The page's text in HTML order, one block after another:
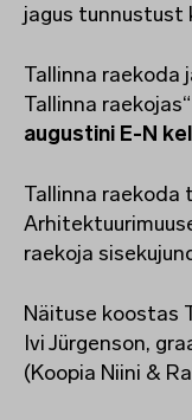
jagus tunnustust
Tallinna raekoda
Tallinna
augustini E-N
Tallinna raekoda
raekoja
Näituse koostas
Ivi Jürgenson,
(Koopia Niini &